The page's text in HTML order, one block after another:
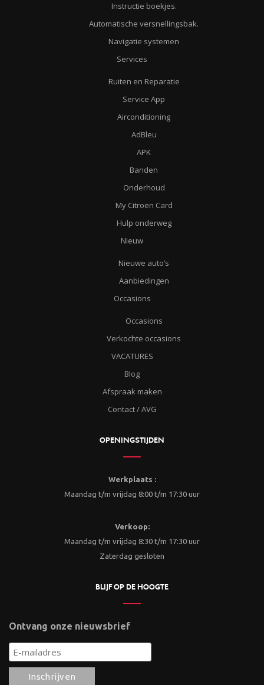
Instructie boekjes.
Automatische versnellingsbak.
Navigatie systemen
Services
Ruiten en Reparatie
Service App
Airconditioning
AdBleu
APK
Banden
Onderhoud
My Citroën Card
Hulp onderweg
Nieuw
Nieuwe auto’s
Aanbiedingen
Occasions
Occasions
Verkochte occasions
VACATURES
Blog
Afspraak maken
Contact / AVG
OPENINGSTIJDEN
Werkplaats :
Maandag t/m vrijdag 8:00 t/m 17:30 uur
Verkoop:
Maandag t/m vrijdag 8:30 t/m 17:30 uur
Zaterdag gesloten
BLIJF OP DE HOOGTE
Ontvang onze nieuwsbrief